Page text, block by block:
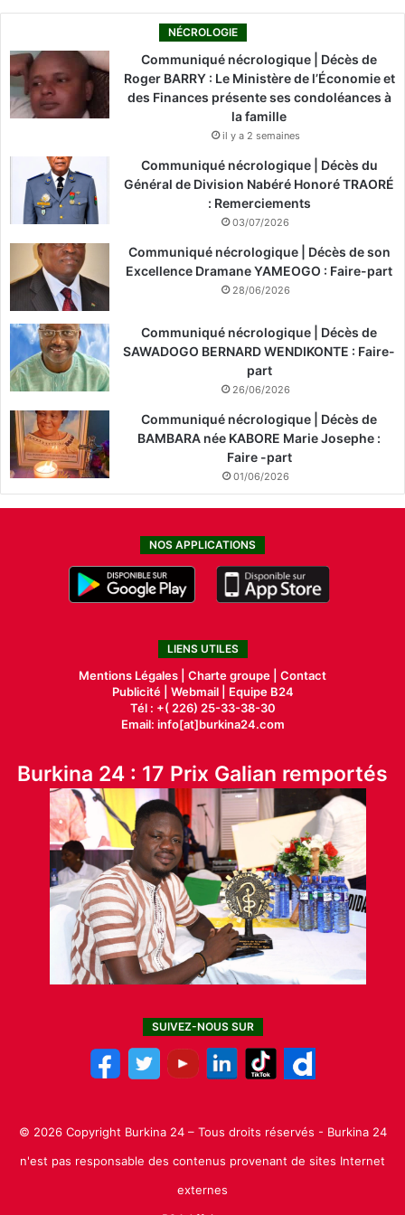
NÉCROLOGIE
Communiqué nécrologique | Décès de
Roger BARRY : Le Ministère de l’Économie et
des Finances présente ses condoléances à
la famille
il y a 2 semaines
Communiqué nécrologique | Décès du
Général de Division Nabéré Honoré TRAORÉ
: Remerciements
03/07/2026
Communiqué nécrologique | Décès de son
Excellence Dramane YAMEOGO : Faire-part
28/06/2026
Communiqué nécrologique | Décès de
SAWADOGO BERNARD WENDIKONTE : Faire-
part
26/06/2026
Communiqué nécrologique | Décès de
BAMBARA née KABORE Marie Josephe :
Faire -part
01/06/2026
NOS APPLICATIONS
LIENS UTILES
Mentions Légales | Charte groupe | Contact
Publicité| Webmail |
Equipe B24
Tél : +( 226) 25-33-38-30
Email: info[at]burkina24.com
Burkina 24 : 17 Prix Galian remportés
SUIVEZ-NOUS SUR
© 2026 Copyright Burkina 24 – Tous droits réservés - Burkina 24
n'est pas responsable des contenus provenant de sites Internet
externes